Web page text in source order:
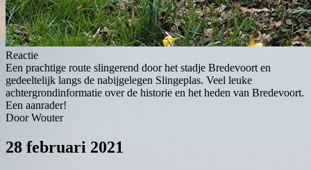
Reactie
Een prachtige route slingerend door het stadje Bredevoort en
gedeeltelijk langs de nabijgelegen Slingeplas. Veel leuke
achtergrondinformatie over de historie en het heden van Bredevoort.
Een aanrader!
Door Wouter
28 februari 2021